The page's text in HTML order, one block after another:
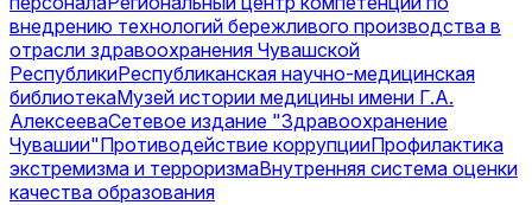
внедрению технологий бережливого производства в
отрасли здравоохранения Чувашской
РеспубликиРеспубликанская научно-медицинская
библиотекаМузей истории медицины имени Г.А.
АлексееваСетевое издание "Здравоохранение
Чувашии"Противодействие коррупцииПрофилактика
экстремизма и терроризмаВнутренняя система оценки
качества образования